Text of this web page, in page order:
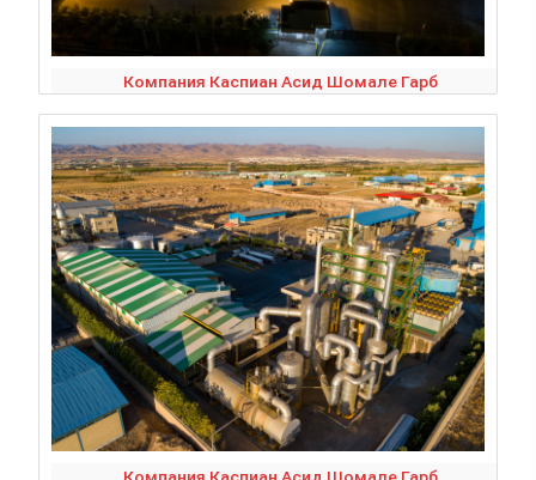
Компания Каспиан Асид Шомале Гарб
Компания Каспиан Асид Шомале Гарб